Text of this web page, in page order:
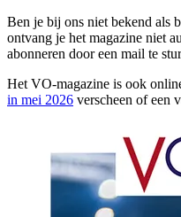
Ben je bij ons niet bekend als
ontvang je het magazine niet
abonneren door een mail te
Het VO-magazine is ook
in mei 2026 verscheen of een